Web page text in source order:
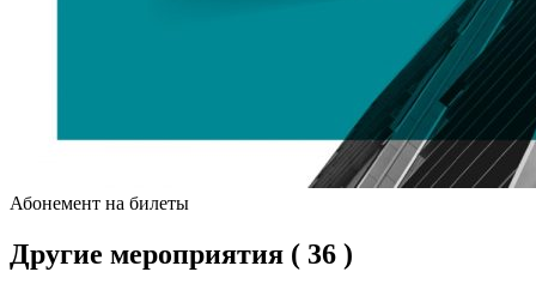
Абонемент на билеты
Другие мероприятия ( 36 )